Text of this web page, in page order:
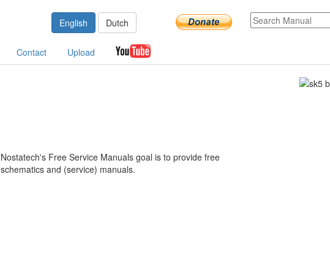
English Dutch
Contact Upload
Nostatech's Free Service Manuals goal is to provide free
schematics and (service) manuals.